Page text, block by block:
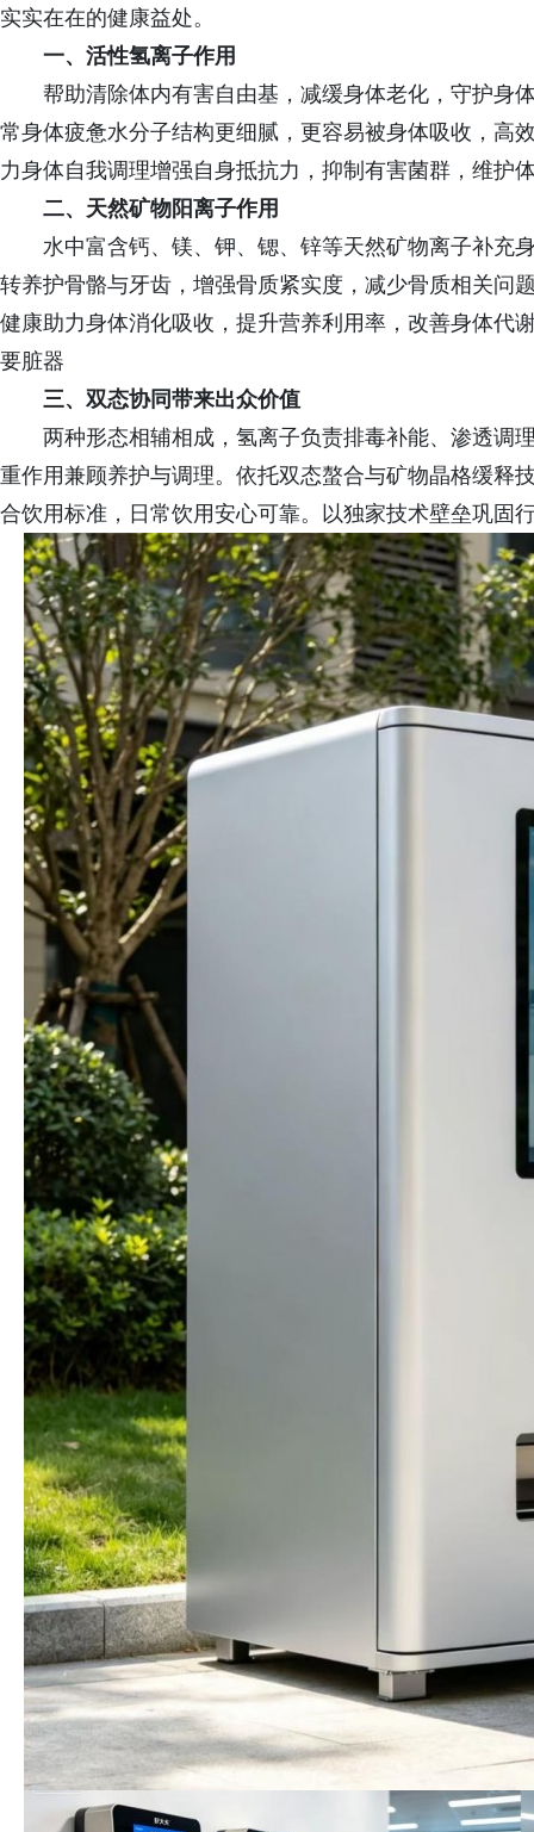
实实在在的健康益处。
一、活性氢离子作用
帮助清除体内有害自由基，减缓身体老化，守护身
常身体疲惫水分子结构更细腻，更容易被身体吸收，高
力身体自我调理增强自身抵抗力，抑制有害菌群，维护
二、天然矿物阳离子作用
水中富含钙、镁、钾、锶、锌等天然矿物离子补充
转养护骨骼与牙齿，增强骨质紧实度，减少骨质相关问
健康助力身体消化吸收，提升营养利用率，改善身体代
要脏器
三、双态协同带来出众价值
两种形态相辅相成，氢离子负责排毒补能、渗透调
重作用兼顾养护与调理。依托双态螯合与矿物晶格缓释
合饮用标准，日常饮用安心可靠。以独家技术壁垒巩固